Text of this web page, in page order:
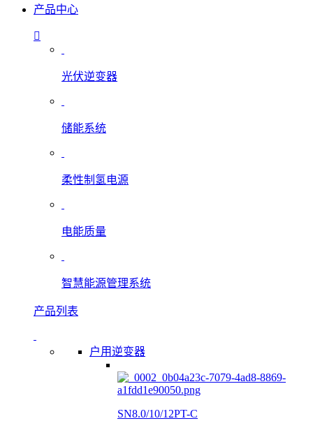
产品中心
光伏逆变器
储能系统
柔性制氢电源
电能质量
智慧能源管理系统
产品列表
户用逆变器
SN8.0/10/12PT-C